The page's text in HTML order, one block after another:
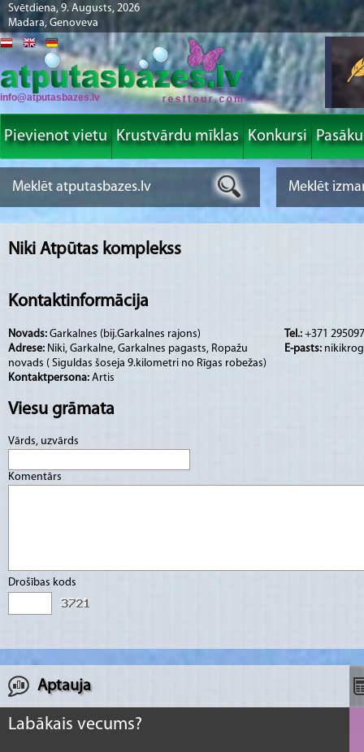
Svētdiena, 9. Augusts, 2026
Madara, Genoveva
info@atputasbazes.lv
Pievienot vietu Krustvārdu mīklas Konkursi
Niki Atpūtas komplekss
Kontaktinformācija
Novads: Garkalnes (bij.Garkalnes rajons)
Adrese: Niki, Garkalne, Garkalnes pagasts, Ropažu
novads ( Siguldas šoseja 9.kilometri no Rīgas robežas)
Kontaktpersona: Artis
Tel.: +371
E-pasts:
Viesu grāmata
Vārds, uzvārds
Komentārs
Drošības kods
Aptauja
Labākais vecums?